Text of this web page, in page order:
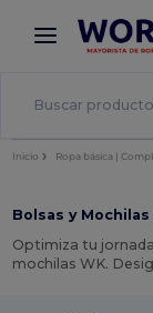
× App de
¡Mejores
Inicio Ropa básica |
Bolsas y
Optimiza tu
mochilas WK.